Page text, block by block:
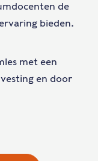
de
bieden.
met een
en door